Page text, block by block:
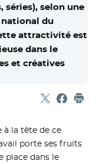
selon une
national du
attractivité est
dans le
et créatives
Partager
- Nouvelle
-
à la tête de ce
porte ses fruits
place dans le